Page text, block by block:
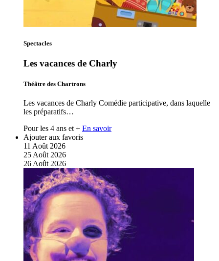
Spectacles
Les vacances de Charly
Théâtre des Chartrons
Les vacances de Charly Comédie participative, dans laquelle
les préparatifs…
Pour les 4 ans et + En savoir
Ajouter aux favoris
11 Août 2026
25 Août 2026
26 Août 2026